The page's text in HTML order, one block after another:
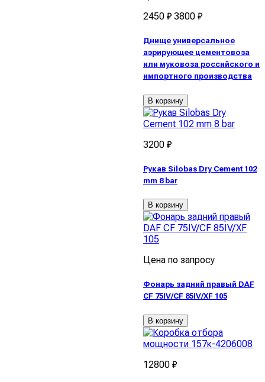
2450 ₽ 3800 ₽
Днище универсальное
аэрирующее цементовоза
или муковоза российского и
импортного производства
В корзину
3200 ₽
Рукав Silobas Dry Cement 102
mm 8 bar
В корзину
Цена по запросу
Фонарь задний правый DAF
CF 75IV/CF 85IV/XF 105
В корзину
12800 ₽